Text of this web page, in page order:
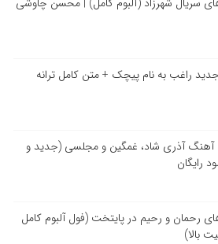
راغب به نام پیچک + متن کامل ترانه
آهنگ آذری شاد، غمگین و مجلسی (جدید و
رایگان
رحمان و رحیم در پایتخت (فول آلبوم کامل